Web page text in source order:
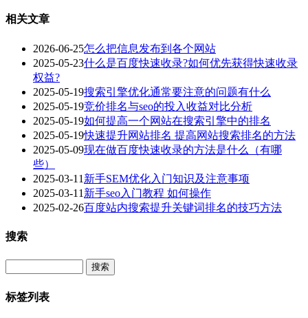
相关文章
2026-06-25怎么把信息发布到各个网站
2025-05-23什么是百度快速收录?如何优先获得快速收录
权益?
2025-05-19搜索引擎优化通常要注意的问题有什么
2025-05-19竞价排名与seo的投入收益对比分析
2025-05-19如何提高一个网站在搜索引擎中的排名
2025-05-19快速提升网站排名 提高网站搜索排名的方法
2025-05-09现在做百度快速收录的方法是什么（有哪
些）
2025-03-11 新手SEM优化入门知识及注意事项
2025-03-11 新手seo入门教程 如何操作
2025-02-26百度站内搜索提升关键词排名的技巧方法
搜索
标签列表